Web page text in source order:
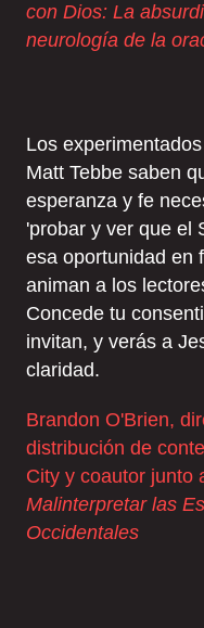
con Dios: La
neurología de la
Los
Matt Tebbe saben
esperanza y fe
'probar y ver que el
esa oportunidad en
animan a los
Concede tu
invitan, y verás a
claridad.
Brandon O'Brien,
distribución de
City y coautor junto
Malinterpretar las
Occidentales